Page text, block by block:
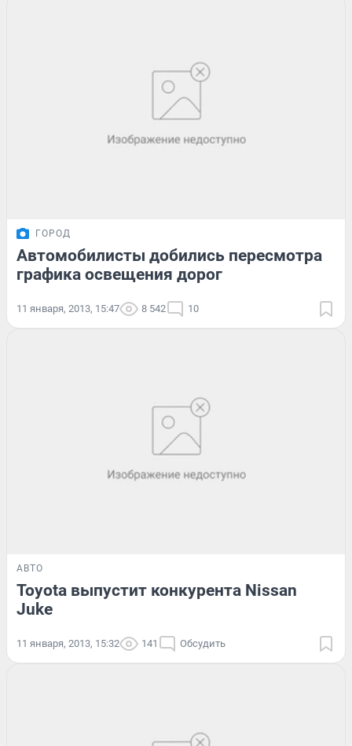
ГОРОД
Автомобилисты добились пересмотра
графика освещения дорог
11 января, 2013, 15:47 8 542 10
АВТО
Toyota выпустит конкурента Nissan
Juke
11 января, 2013, 15:32 141 Обсудить